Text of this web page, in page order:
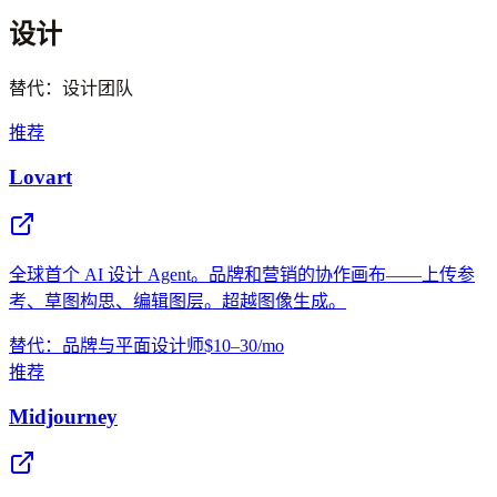
设计
替代：设计团队
推荐
Lovart
全球首个 AI 设计 Agent。品牌和营销的协作画布——上传参
考、草图构思、编辑图层。超越图像生成。
替代：品牌与平面设计师$10–30/mo
推荐
Midjourney